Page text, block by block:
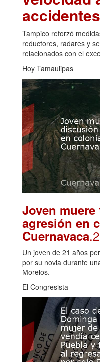
accidentes
Tampico reforzó
reductores, radares y
relacionados con el
Hoy Tamaulipas
Joven
agresión en
Cuernavaca
Un joven de 21 años
por su novia durante
Morelos.
El Congresista